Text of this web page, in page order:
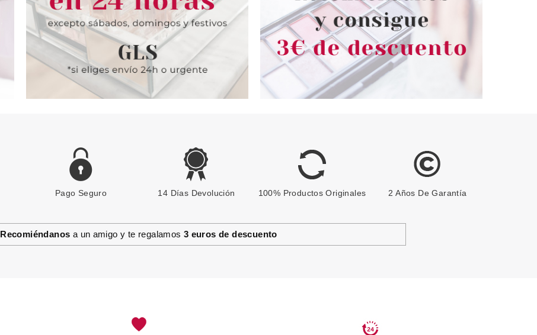
-48% 43.95€ -53% 30.99€ -70% 7.50€
Pago Seguro 14 Días Devolución 100% Productos Originales 2 Años De Garantía
Recomiéndanos a un amigo y te regalamos 3 euros de descuento